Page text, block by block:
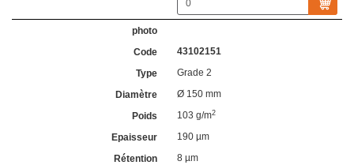
43102151
Grade 2
Ø 150 mm
103 g/m2
190 µm
8 µm